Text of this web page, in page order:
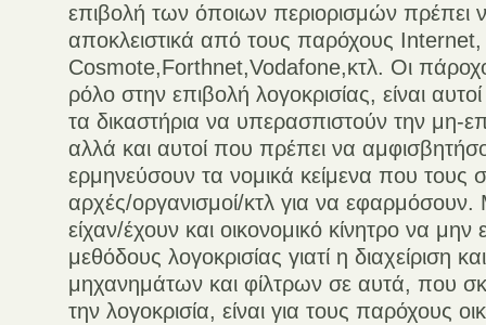
επιβολή των όποιων περιορισμών πρέπει
αποκλειστικά από τους παρόχους
Cosmote,Forthnet,Vodafone,κτλ. Οι
ρόλο στην επιβολή λογοκρισίας, είναι
τα δικαστήρια να υπερασπιστούν την μη-
αλλά και αυτοί που πρέπει να
ερμηνεύσουν τα νομικά κείμενα που τους
αρχές/οργανισμοί/κτλ για να εφαρμόσουν.
είχαν/έχουν και οικονομικό κίνητρο να
μεθόδους λογοκρισίας γιατί η διαχείριση
μηχανημάτων και φίλτρων σε αυτά, που
την λογοκρισία, είναι για τους παρόχους